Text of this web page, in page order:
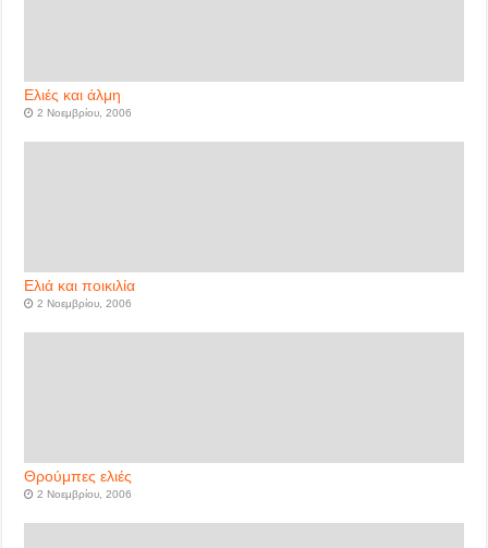
Ελιές και άλμη
2 Νοεμβρίου, 2006
Ελιά και ποικιλία
2 Νοεμβρίου, 2006
Θρούμπες ελιές
2 Νοεμβρίου, 2006